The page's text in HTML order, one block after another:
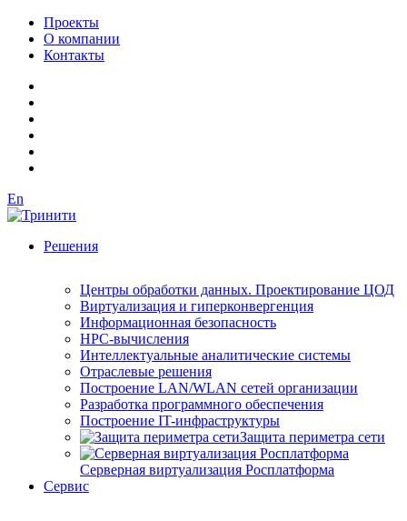
Проекты
О компании
Контакты
En
Решения
Центры обработки данных. Проектирование ЦОД
Виртуализация и гиперконвергенция
Информационная безопасность
HPC-вычисления
Интеллектуальные аналитические системы
Отраслевые решения
Построение LAN/WLAN сетей организации
Разработка программного обеспечения
Построение IT-инфраструктуры
Защита периметра сети
Серверная виртуализация Росплатформа
Сервис